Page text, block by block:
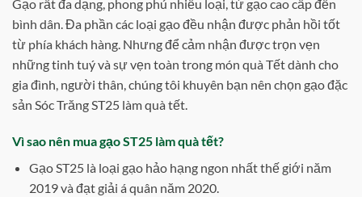
Gạo rất đa dạng, phong phú nhiều loại, từ gạo cao cấp đến
bình dân. Đa phần các loại gạo đều nhận được phản hồi tốt
từ phía khách hàng. Nhưng để cảm nhận được trọn vẹn
những tinh tuý và sự vẹn toàn trong món quà Tết dành cho
gia đình, người thân, chúng tôi khuyên bạn nên chọn gạo đặc
sản Sóc Trăng ST25 làm quà tết.
Vì sao nên mua gạo ST25 làm quà tết?
Gạo ST25 là loại gạo hảo hạng ngon nhất thế giới năm
2019 và đạt giải á quân năm 2020.